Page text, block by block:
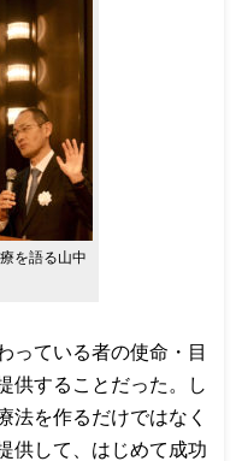
を語る山中
っている者の使命・目
供することだった。し
法を作るだけではなく
供して、はじめて成功